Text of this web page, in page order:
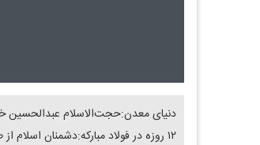
دنیای معدن:حجت‌الاسلام عبدالحسین
۱۲ روزه در فولاد مبارکه:دشمنان